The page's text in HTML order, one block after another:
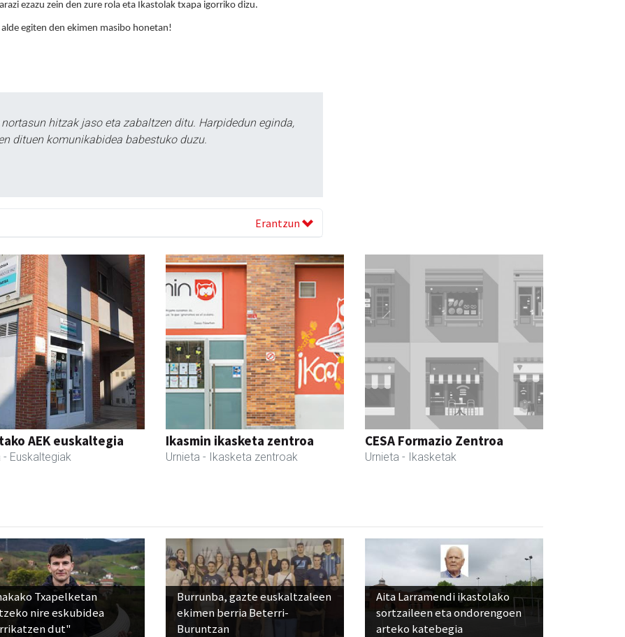
ezazu zein den zure rola eta Ikastolak txapa igorriko dizu.
egiten den ekimen masibo honetan!
hitzak jaso eta zabaltzen ditu. Harpidedun eginda,
dituen komunikabidea babestuko duzu.
Erantzun
AEK euskaltegia
- Euskaltegiak
Ikasmin ikasketa zentroa
Urnieta - Ikasketa zentroak
CESA Formazio Zentroa
Urnieta - Ikasketak
Txapelketan
nire eskubidea
dut"
Burrunba, gazte euskaltzaleen
ekimen berria Beterri-
Buruntzan
Aita Larramendi ikastolako
sortzaileen eta ondorengoen
arteko katebegia